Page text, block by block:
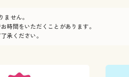
せん。
時間をいただくことがあります。
承ください。